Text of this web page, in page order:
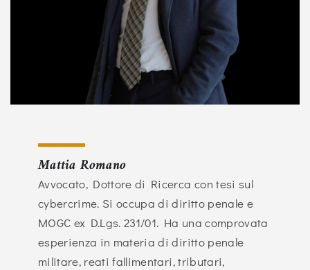
Mattia Romano
Avvocato, Dottore di Ricerca con tesi sul
cybercrime. Si occupa di diritto penale e
MOGC ex D.Lgs. 231/01. Ha una comprovata
esperienza in materia di diritto penale
militare, reati fallimentari, tributari,